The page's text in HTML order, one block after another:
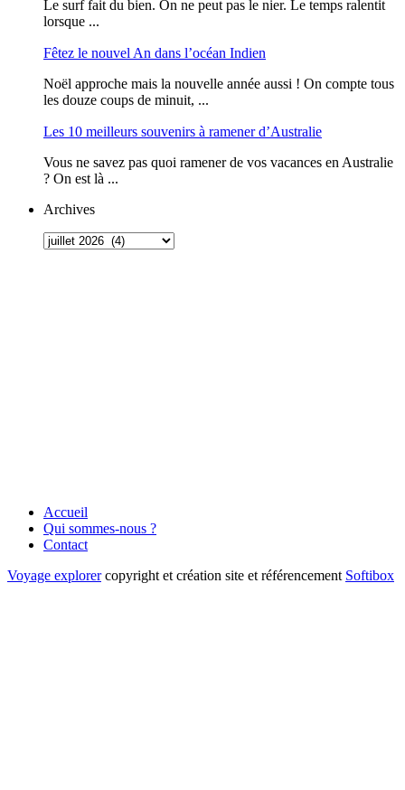
Le surf fait du bien. On ne peut pas le nier. Le temps ralentit
lorsque ...
Fêtez le nouvel An dans l’océan Indien
Noël approche mais la nouvelle année aussi ! On compte tous
les douze coups de minuit, ...
Les 10 meilleurs souvenirs à ramener d’Australie
Vous ne savez pas quoi ramener de vos vacances en Australie
? On est là ...
Archives
Accueil
Qui sommes-nous ?
Contact
Voyage explorer copyright et création site et référencement Softibox